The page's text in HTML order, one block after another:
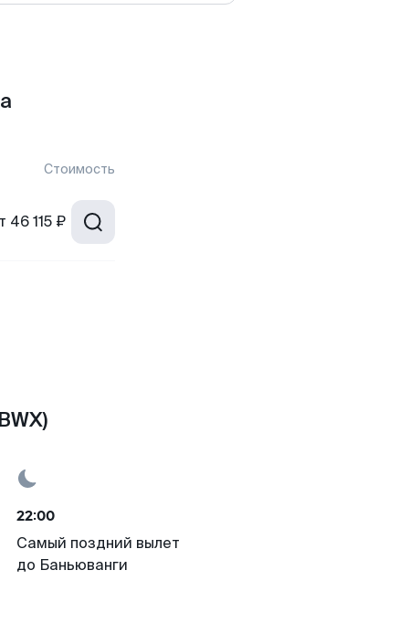
Стоимость
46 115 ₽
22:00
Самый поздний вылет
до Баньюванги